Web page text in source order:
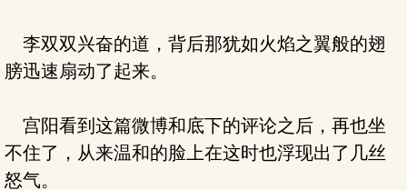
李双双兴奋的道，背后那犹如火焰之翼般的翅
膀迅速扇动了起来。
宫阳看到这篇微博和底下的评论之后，再也坐
不住了，从来温和的脸上在这时也浮现出了几丝
怒气。